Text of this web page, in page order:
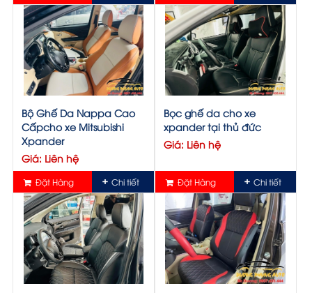
Bộ Ghế Da Nappa Cao
Cấpcho xe Mitsubishi
Xpander
Giá: Liên hệ
Đặt Hàng Chi tiết
Bọc ghế da cho xe
xpander tại thủ đức
Giá: Liên hệ
Đặt Hàng Chi tiết